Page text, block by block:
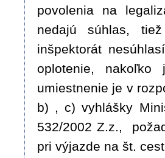
povolenia na
nedajú súhlas,
inšpektorát
oplotenie,
umiestnenie je v
b) , c) vyhlášky
532/2002 Z.z.,
pri výjazde na št.